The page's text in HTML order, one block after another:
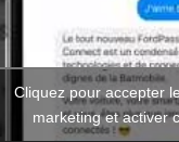
Cliquez pour accepter
marketing et activer